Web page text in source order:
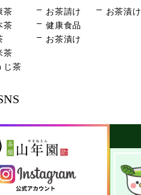
茶
茶
茶
じ茶
お茶請け
健康食品
お茶漬け
お茶漬け